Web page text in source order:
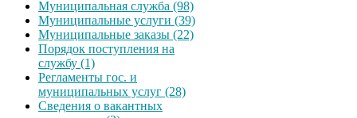
Муниципальная служба (98)
Муниципальные услуги (39)
Муниципальные заказы (22)
Порядок поступления на
службу (1)
Регламенты гос. и
муниципальных услуг (28)
Сведения о вакантных